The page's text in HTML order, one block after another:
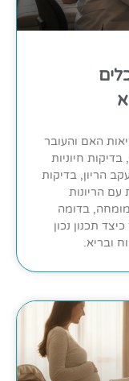
האם והעובר
חיוניות
הריון, בדיקות
עם הריונות
מומחה, בדומה
תכנון נכון
ובריא.